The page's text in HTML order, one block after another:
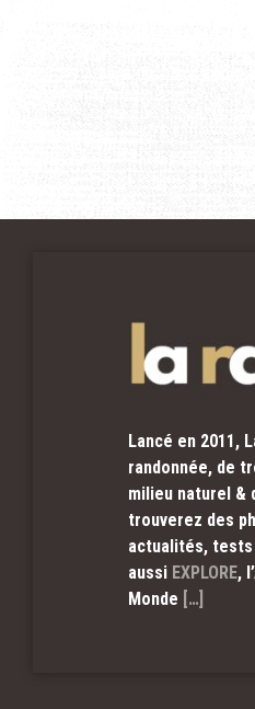
Lancé en 2011,
randonnée, de
milieu naturel &
trouverez des
actualités, tests
aussi EXPLORE,
Monde […]